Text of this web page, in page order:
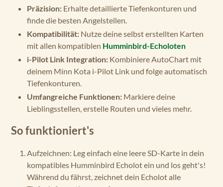
Präzision: Erhalte detaillierte Tiefenkonturen und
finde die besten Angelstellen.
Kompatibilität: Nutze deine selbst erstellten Karten
mit allen kompatiblen Humminbird-Echoloten
i-Pilot Link Integration: Kombiniere AutoChart mit
deinem Minn Kota i-Pilot Link und folge automatisch
Tiefenkonturen.
Umfangreiche Funktionen: Markiere deine
Lieblingsstellen, erstelle Routen und vieles mehr.
So funktioniert's
Aufzeichnen: Leg einfach eine leere SD-Karte in dein
kompatibles Humminbird Echolot ein und los geht's!
Während du fährst, zeichnet dein Echolot alle